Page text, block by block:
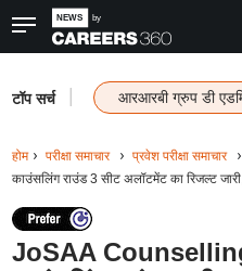
टॉप सर्च आरआरबी ग्रुप डी
होम परीक्षा समाचार प्रवेश परीक्षा समाचार
काउंसलिंग राउंड 3 सीट अलॉटमेंट का रिजल्ट
JoSAA